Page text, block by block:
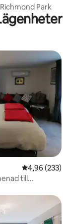
Park
4,96 av 5 i
4,96 (233)
till